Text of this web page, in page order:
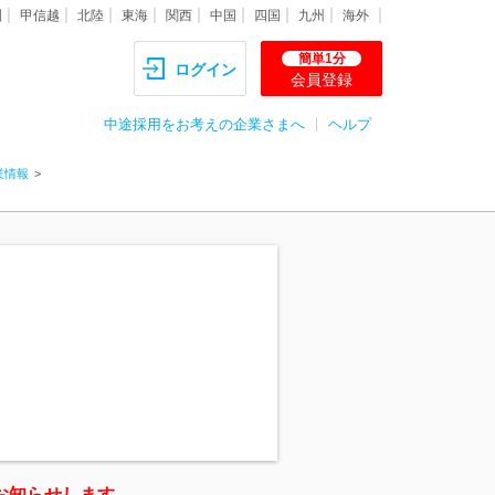
甲信越 北陸 東海 関西 中国 四国 九州 海外
ログイン
簡単1分
会員登録
中途採用をお考えの企業さまへ ヘルプ
情報